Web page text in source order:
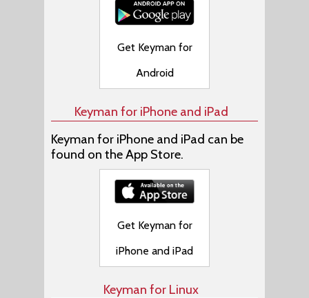
Get Keyman for
Android
Keyman for iPhone and iPad
Keyman for iPhone and iPad can be
found on the App Store.
Get Keyman for
iPhone and iPad
Keyman for Linux